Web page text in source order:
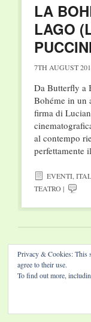
LA
LAGO
7TH AUGUST
Da Butterfly a
Bohéme in un
firma di
al contempo
EVENTI,
TEATRO|
Privacy & Cookies: This
agree to their use.
To find out more,